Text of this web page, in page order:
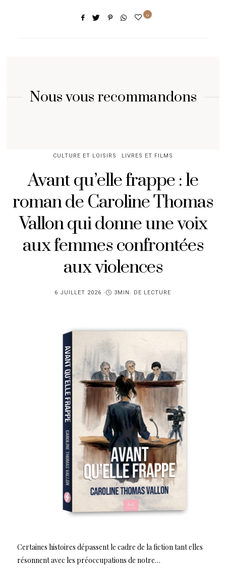
0
Nous vous recommandons
CULTURE ET LOISIRS LIVRES ET FILMS
Avant qu’elle frappe : le
roman de Caroline Thomas
Vallon qui donne une voix
aux femmes confrontées
aux violences
PUBLIÉ
6 JUILLET 2026 3MIN. DE LECTURE
Certaines histoires dépassent le cadre de la fiction tant elles
résonnent avec les préoccupations de notre…